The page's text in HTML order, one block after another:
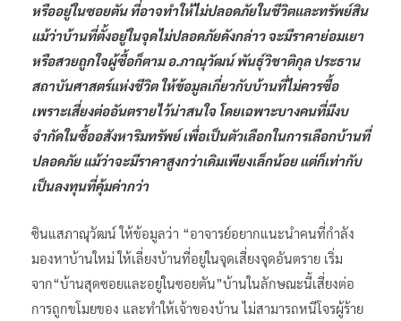
หรืออยู่ในซอยตัน ที่อาจทำให้ไม่ปลอดภัยในชีวิตและทรัพย์สิน
แม้ว่าบ้านที่ตั้งอยู่ในจุดไม่ปลอดภัยดังกล่าว จะมีราคาย่อมเยา
หรือสวยถูกใจผู้ซื้อก็ตาม อ.ภาณุวัฒน์ พันธุ์วิชาติกุล ประธาน
สถาบันศาสตร์แห่งชีวิต ให้ข้อมูลเกี่ยวกับบ้านที่ไม่ควรซื้อ
เพราะเสี่ยงต่ออันตรายไว้น่าสนใจ โดยเฉพาะบางคนที่มีงบ
จำกัดในซื้ออสังหาริมทรัพย์ เพื่อเป็นตัวเลือกในการเลือกบ้านที่
ปลอดภัย แม้ว่าจะมีราคาสูงกว่าเดิมเพียงเล็กน้อย แต่ก็เท่ากับ
เป็นลงทุนที่คุ้มค่ากว่า
ซินแสภาณุวัฒน์ ให้ข้อมูลว่า “อาจารย์อยากแนะนำคนที่กำลัง
มองหาบ้านใหม่ ให้เลี่ยงบ้านที่อยู่ในจุดเสี่ยงจุดอันตราย เริ่ม
จาก“บ้านสุดซอยและอยู่ในซอยตัน”บ้านในลักษณะนี้เสี่ยงต่อ
การถูกขโมยของ และทำให้เจ้าของบ้าน ไม่สามารถหนีโจรผู้ร้าย